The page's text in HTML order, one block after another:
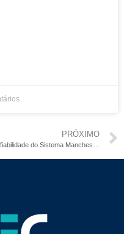
PRÓXIMO